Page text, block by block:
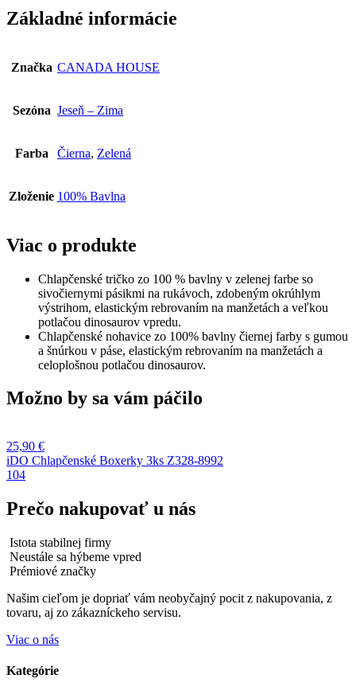
Základné informácie
Značka CANADA HOUSE
Sezóna Jeseň – Zima
Farba Čierna, Zelená
Zloženie 100% Bavlna
Viac o produkte
Chlapčenské tričko zo 100 % bavlny v zelenej farbe so
sivočiernymi pásikmi na rukávoch, zdobeným okrúhlym
výstrihom, elastickým rebrovaním na manžetách a veľkou
potlačou dinosaurov vpredu.
Chlapčenské nohavice zo 100% bavlny čiernej farby s gumou
a šnúrkou v páse, elastickým rebrovaním na manžetách a
celoplošnou potlačou dinosaurov.
Možno by sa vám páčilo
25,90 €
iDO Chlapčenské Boxerky 3ks Z328-8992
104
Prečo nakupovať u nás
Istota stabilnej firmy
Neustále sa hýbeme vpred
Prémiové značky
Našim cieľom je dopriať vám neobyčajný pocit z nakupovania, z
tovaru, aj zo zákazníckeho servisu.
Viac o nás
Kategórie